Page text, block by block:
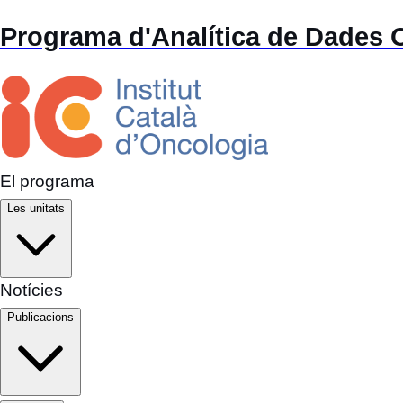
Programa d'Analítica de Dades
El programa
Les unitats
Notícies
Publicacions